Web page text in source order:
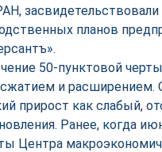
планов
50-пунктовой
и расширением.
прирост как слабый,
Ранее, когда
Центра